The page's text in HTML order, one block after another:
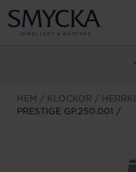
HEM KLOCKOR
PRESTIGE GP.250.001